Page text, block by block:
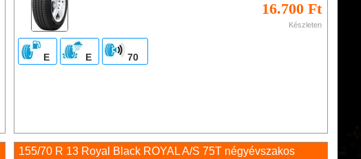
16.700 Ft
Készleten
E E 70
155/70 R 13 Royal Black ROYAL A/S 75T négyévszakos